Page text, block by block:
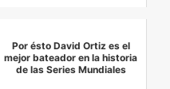
Por ésto David Ortiz es el
mejor bateador en la historia
de las Series Mundiales